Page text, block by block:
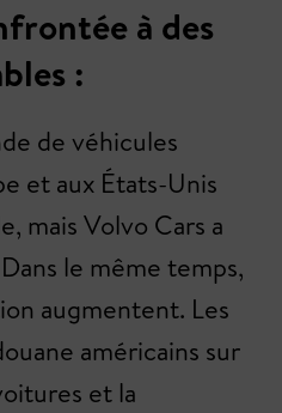
à des
:
de véhicules
et aux États-Unis
mais Volvo Cars a
le même temps,
augmentent. Les
américains sur
et la